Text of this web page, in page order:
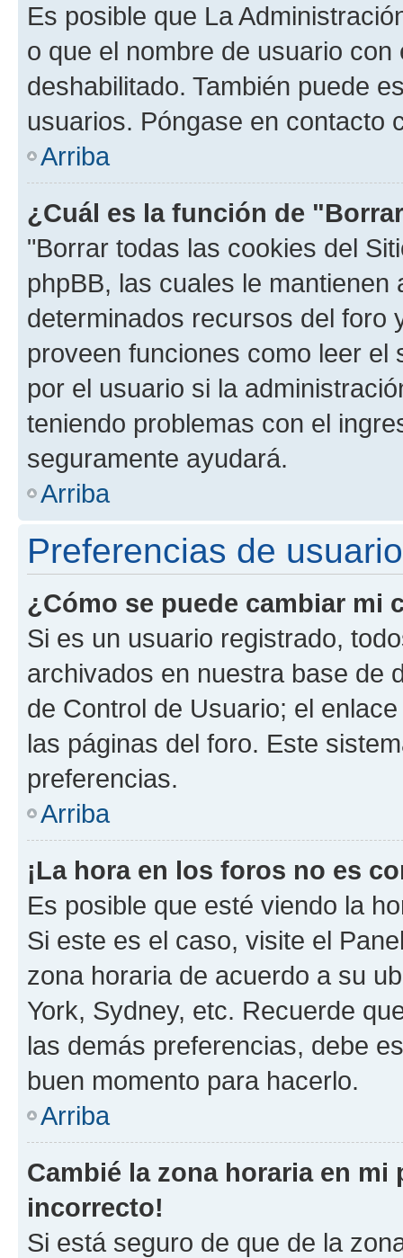
Es posible que La
o que el nombre de usuario
deshabilitado. También puede
usuarios. Póngase en contacto
Arriba
¿Cuál es la función de
"Borrar todas las cookies del
phpBB, las cuales le
determinados recursos del foro
proveen funciones como leer el
por el usuario si la
teniendo problemas con el
seguramente ayudará.
Arriba
Preferencias de
¿Cómo se puede cambiar mi
Si es un usuario registrado,
archivados en nuestra base de
de Control de Usuario; el
las páginas del foro. Este
preferencias.
Arriba
¡La hora en los foros no es
Es posible que esté viendo la
Si este es el caso, visite el
zona horaria de acuerdo a su
York, Sydney, etc. Recuerde
las demás preferencias, debe
buen momento para hacerlo.
Arriba
Cambié la zona horaria en
incorrecto!
Si está seguro de que de la